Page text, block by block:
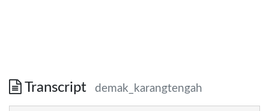
Transcript demak_karangtengah